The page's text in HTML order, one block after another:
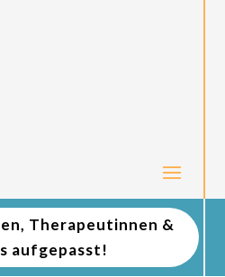
Therapeutinnen &
aufgepasst!